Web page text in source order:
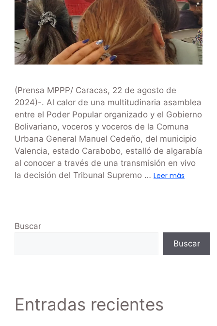
(Prensa MPPP/ Caracas, 22 de agosto de
2024)-. Al calor de una multitudinaria asamblea
entre el Poder Popular organizado y el Gobierno
Bolivariano, voceros y voceros de la Comuna
Urbana General Manuel Cedeño, del municipio
Valencia, estado Carabobo, estalló de algarabía
al conocer a través de una transmisión en vivo
la decisión del Tribunal Supremo … Leer más
Buscar
Buscar
Entradas recientes